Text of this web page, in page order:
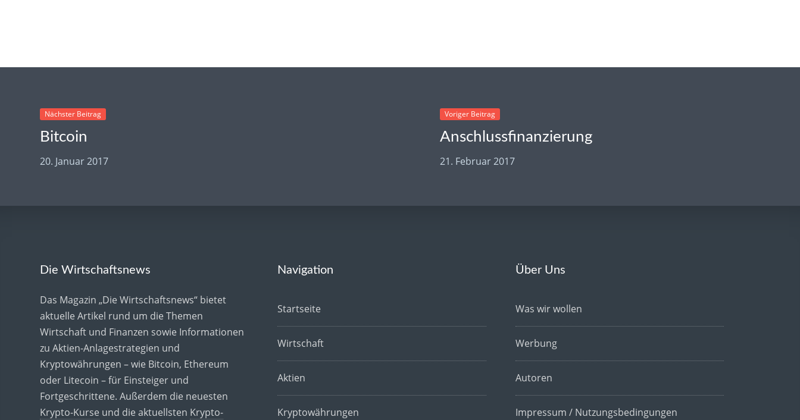
Nächster Beitrag
Bitcoin
20. Januar 2017
Voriger Beitrag
Anschlussfinanzierung
21. Februar 2017
Die Wirtschaftsnews
Das Magazin „Die Wirtschaftsnews“ bietet
aktuelle Artikel rund um die Themen
Wirtschaft und Finanzen sowie Informationen
zu Aktien-Anlagestrategien und
Kryptowährungen – wie Bitcoin, Ethereum
oder Litecoin – für Einsteiger und
Fortgeschrittene. Außerdem die neuesten
Krypto-Kurse und die aktuellsten Krypto-
Navigation
Startseite
Wirtschaft
Aktien
Kryptowährungen
Über Uns
Was wir wollen
Werbung
Autoren
Impressum / Nutzungsbedingungen